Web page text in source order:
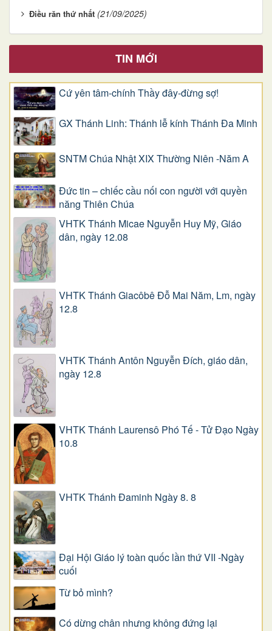
Điều răn thứ nhất (21/09/2025)
TIN MỚI
Cứ yên tâm-chính Thầy đây-đừng sợ!
GX Thánh Linh: Thánh lễ kính Thánh Đa Minh
SNTM Chúa Nhật XIX Thường Niên -Năm A
Đức tin – chiếc cầu nối con người với quyền
năng Thiên Chúa
VHTK Thánh Micae Nguyễn Huy Mỹ, Giáo
dân, ngày 12.08
VHTK Thánh Giacôbê Ðỗ Mai Năm, Lm, ngày
12.8
VHTK Thánh Antôn Nguyễn Ðích, giáo dân,
ngày 12.8
VHTK Thánh Laurensô Phó Tế - Tử Đạo Ngày
10.8
VHTK Thánh Đaminh Ngày 8. 8
Đại Hội Giáo lý toàn quốc lần thứ VII -Ngày
cuối
Từ bỏ mình?
Có dừng chân nhưng không đứng lại